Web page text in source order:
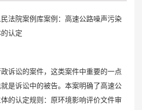
法院案例库案例：高速公路噪声污染
认定
诉讼的案件，这类案件中重要的一点
是诉讼中的被告。本案明确了高速公
的认定规则：原环境影响评价文件审